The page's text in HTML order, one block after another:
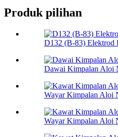
Produk pilihan
D132 (B-83) Elektrod
Dawai Kimpalan Aloi
Wayar Kimpalan Aloi
Wayar Kimpalan Aloi